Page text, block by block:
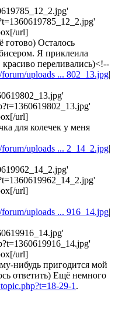
url]
Осталось
Я приклеила
переливались)<!--
uploads ... 802_13.jpg|
url]
для колечек у меня
uploads ... 2_14_2.jpg|
url]
uploads ... 916_14.jpg|
url]
нибудь пригодится мой
ответить) Ещё немного
29-1 .